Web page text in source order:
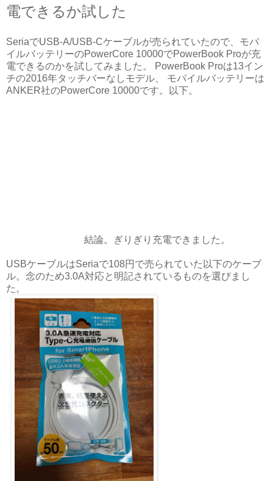
電できるか試した
SeriaでUSB-A/USB-Cケーブルが売られていたので、モバ
イルバッテリーのPowerCore 10000でPowerBook Proが充
電できるのかを試してみました。 PowerBook Proは13イン
チの2016年タッチバーなしモデル、 モバイルバッテリーは
ANKER社のPowerCore 10000です。以下。
結論。ぎりぎり充電できました。
USBケーブルはSeriaで108円で売られていた以下のケーブ
ル。念のため3.0A対応と明記されているものを選びまし
た。